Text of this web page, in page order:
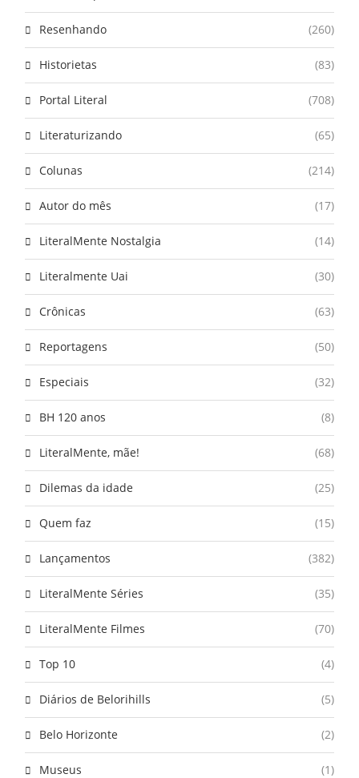
Resenhando (260)
Historietas (83)
Portal Literal (708)
Literaturizando (65)
Colunas (214)
Autor do mês (17)
LiteralMente Nostalgia (14)
Literalmente Uai (30)
Crônicas (63)
Reportagens (50)
Especiais (32)
BH 120 anos (8)
LiteralMente, mãe! (68)
Dilemas da idade (25)
Quem faz (15)
Lançamentos (382)
LiteralMente Séries (35)
LiteralMente Filmes (70)
Top 10 (4)
Diários de Belorihills (5)
Belo Horizonte (2)
Museus (1)